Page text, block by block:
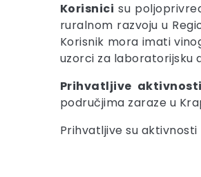
Korisnici su
ruralnom razvoju u
Korisnik mora imati
uzorci za laboratorijsku
Prihvatljive aktivnosti
područjima zaraze u
Prihvatljive su aktivnosti